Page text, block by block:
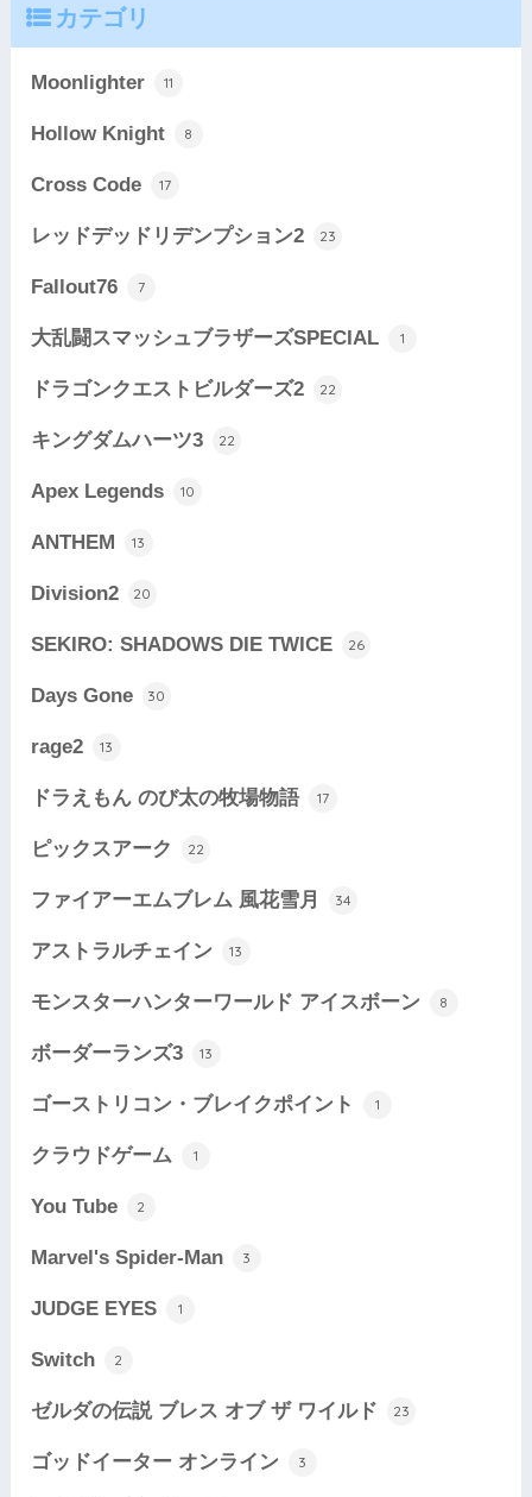
カテゴリ
Moonlighter 11
Hollow Knight 8
Cross Code 17
レッドデッドリデンプション2 23
Fallout76 7
大乱闘スマッシュブラザーズSPECIAL 1
ドラゴンクエストビルダーズ2 22
キングダムハーツ3 22
Apex Legends 10
ANTHEM 13
Division2 20
SEKIRO: SHADOWS DIE TWICE 26
Days Gone 30
rage2 13
ドラえもん のび太の牧場物語 17
ピックスアーク 22
ファイアーエムブレム 風花雪月 34
アストラルチェイン 13
モンスターハンターワールド アイスボーン 8
ボーダーランズ3 13
ゴーストリコン・ブレイクポイント 1
クラウドゲーム 1
You Tube 2
Marvel's Spider-Man 3
JUDGE EYES 1
Switch 2
ゼルダの伝説 ブレス オブ ザ ワイルド 23
ゴッドイーター オンライン 3